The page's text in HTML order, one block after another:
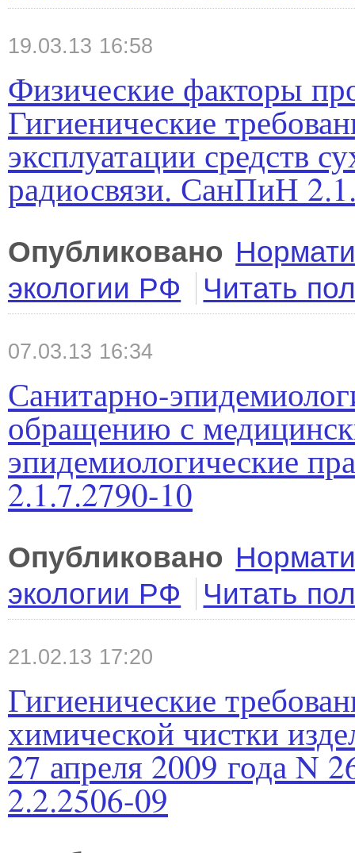
19.03.13 16:58
Физические факторы
Гигиенические
эксплуатации средств
радиосвязи. СанПиН
Опубликовано
экологии РФ
Читать
07.03.13 16:34
Санитарно-
обращению с
эпидемиологические
2.1.7.2790-10
Опубликовано
экологии РФ
Читать
21.02.13 17:20
Гигиенические
химической чистки
27 апреля 2009 года N
2.2.2506-09